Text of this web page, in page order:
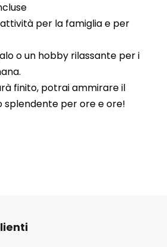
per la famiglia e per
o un hobby rilassante per i
finito, potrai ammirare il
splendente per ore e ore!